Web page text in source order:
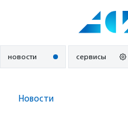
новости сервисы
Новости